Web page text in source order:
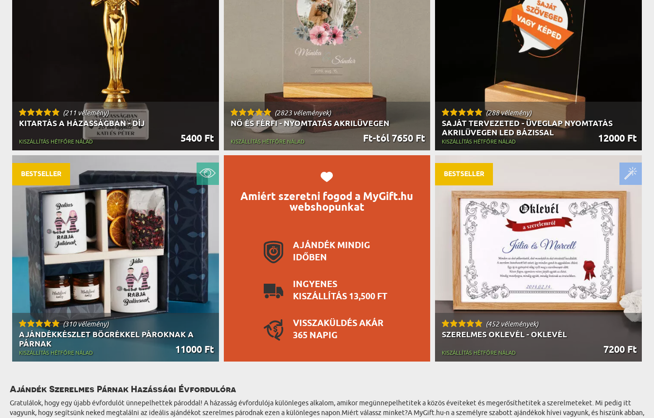
APÓSÉKNAK
(211 vélemény)
KITARTÁS A HÁZASSÁGBAN - DÍJ
5400 Ft
KISZÁLLÍTÁS HÉTFŐRE NÁLAD
(2823 vélemények)
NŐ ÉS FÉRFI - NYOMTATÁS AKRILÜVEGEN
Ft-tól 7650 Ft
KISZÁLLÍTÁS HÉTFŐRE NÁLAD
Amiért szeretni fogod a MyGift.hu
webshopunkat
AJÁNDÉK MINDIG
IDŐBEN
INGYENES
KISZÁLLÍTÁS 13,500 FT
VISSZAKÜLDÉS AKÁR
365 NAPIG
(288 vélemény)
SAJÁT TERVEZETED - ÜVEGLAP NYOMTATÁS
AKRILÜVEGEN LED BÁZISSAL
12000 Ft
KISZÁLLÍTÁS HÉTFŐRE NÁLAD
(310 vélemény)
AJÁNDÉKKÉSZLET BÖGRÉKKEL PÁROKNAK A
PÁRNAK
11000 Ft
KISZÁLLÍTÁS HÉTFŐRE NÁLAD
BESTSELLER
(452 vélemények)
SZERELMES OKLEVÉL - OKLEVÉL
7200 Ft
KISZÁLLÍTÁS HÉTFŐRE NÁLAD
BESTSELLER
Ajándék Szerelmes Párnak Hazássági Évfordulóra
Gratulálok, hogy egy újabb évfordulót ünnepelhettek pároddal! A házasság évfordulója különleges alkalom, amikor megünnepelhetitek a közös éveiteket és megerősíthetitek a szerelmeteket. Mi pedig itt
vagyunk, hogy segítsünk neked megtalálni az ideális ajándékot szerelmes párodnak ezen a különleges napon.Miért válassz minket?A MyGift.hu-n a személyre szabott ajándékok hívei vagyunk, és hiszünk abban,